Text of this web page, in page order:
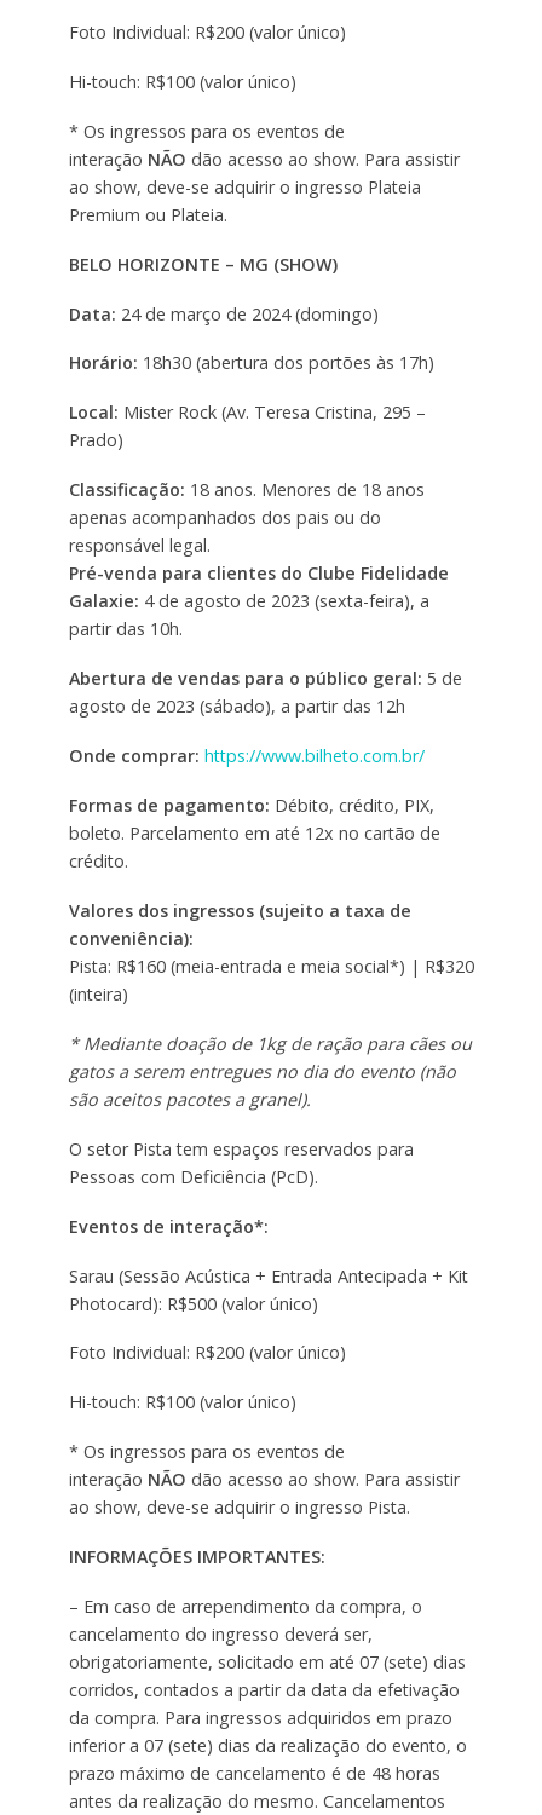
Foto Individual: R$200 (valor único)
Hi-touch: R$100 (valor único)
* Os ingressos para os eventos de
interação NÃO dão acesso ao show. Para assistir
ao show, deve-se adquirir o ingresso Plateia
Premium ou Plateia.
BELO HORIZONTE – MG (SHOW)
Data: 24 de março de 2024 (domingo)
Horário: 18h30 (abertura dos portões às 17h)
Local: Mister Rock (Av. Teresa Cristina, 295 –
Prado)
Classificação: 18 anos. Menores de 18 anos
apenas acompanhados dos pais ou do
responsável legal.
Pré-venda para clientes do Clube Fidelidade
Galaxie: 4 de agosto de 2023 (sexta-feira), a
partir das 10h.
Abertura de vendas para o público geral: 5 de
agosto de 2023 (sábado), a partir das 12h
Onde comprar: https://www.bilheto.com.br/
Formas de pagamento: Débito, crédito, PIX,
boleto. Parcelamento em até 12x no cartão de
crédito.
Valores dos ingressos (sujeito a taxa de
conveniência):
Pista: R$160 (meia-entrada e meia social*) | R$320
(inteira)
* Mediante doação de 1kg de ração para cães ou
gatos a serem entregues no dia do evento (não
são aceitos pacotes a granel).
O setor Pista tem espaços reservados para
Pessoas com Deficiência (PcD).
Eventos de interação*:
Sarau (Sessão Acústica + Entrada Antecipada + Kit
Photocard): R$500 (valor único)
Foto Individual: R$200 (valor único)
Hi-touch: R$100 (valor único)
* Os ingressos para os eventos de
interação NÃO dão acesso ao show. Para assistir
ao show, deve-se adquirir o ingresso Pista.
INFORMAÇÕES IMPORTANTES:
– Em caso de arrependimento da compra, o
cancelamento do ingresso deverá ser,
obrigatoriamente, solicitado em até 07 (sete) dias
corridos, contados a partir da data da efetivação
da compra. Para ingressos adquiridos em prazo
inferior a 07 (sete) dias da realização do evento, o
prazo máximo de cancelamento é de 48 horas
antes da realização do mesmo. Cancelamentos